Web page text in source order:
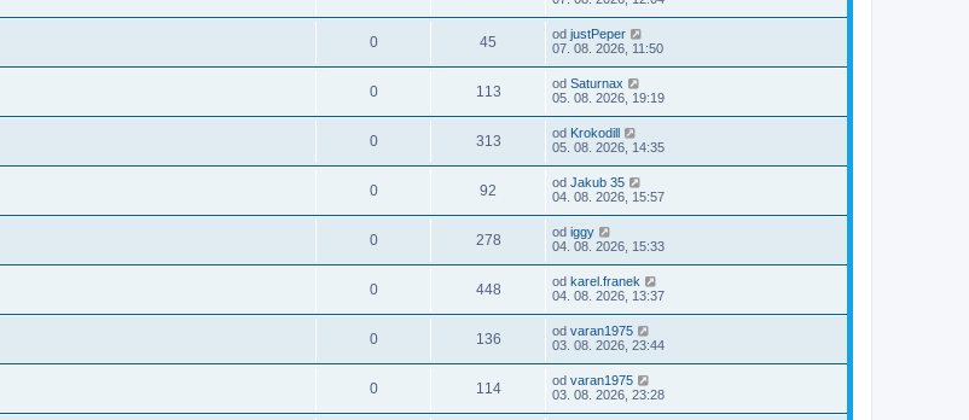
0 45 od justPeper
07. 08. 2026, 11:50
0 113 od Saturnax
05. 08. 2026, 19:19
0 313 od Krokodill
05. 08. 2026, 14:35
0 92 od Jakub 35
04. 08. 2026, 15:57
0 278 od iggy
04. 08. 2026, 15:33
0 448 od karel.franek
04. 08. 2026, 13:37
0 136 od varan1975
03. 08. 2026, 23:44
0 114 od varan1975
03. 08. 2026, 23:28